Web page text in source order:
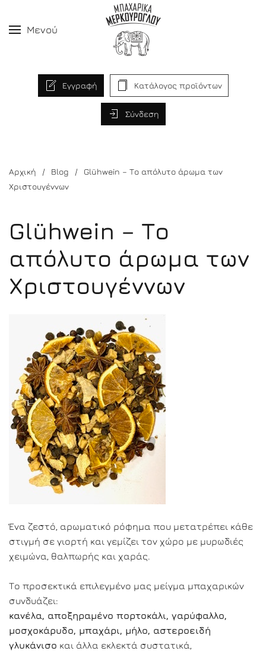
Μενού
Εγγραφή Κατάλογος προϊόντων
Σύνδεση
Αρχική Blog
Glühwein – Το απόλυτο άρωμα των
Χριστουγέννων
Glühwein – Το
απόλυτο άρωμα των
Χριστουγέννων
Ένα ζεστό, αρωματικό ρόφημα που μετατρέπει κάθε
στιγμή σε γιορτή και γεμίζει τον χώρο με μυρωδιές
χειμώνα, θαλπωρής και χαράς.
Το προσεκτικά επιλεγμένο μας μείγμα μπαχαρικών
συνδυάζει:
κανέλα, αποξηραμένο πορτοκάλι, γαρύφαλλο,
μοσχοκάρυδο, μπαχάρι, μήλο, αστεροειδή
γλυκάνισο και άλλα εκλεκτά συστατικά,